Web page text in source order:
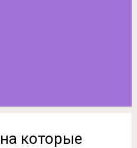
которые